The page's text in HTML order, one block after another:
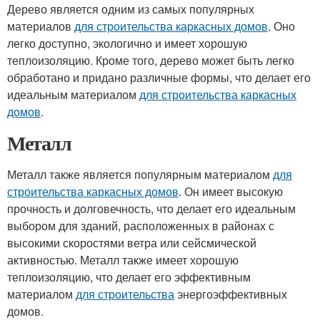
Дерево является одним из самых популярных
материалов для строительства каркасных домов. Оно
легко доступно, экологично и имеет хорошую
теплоизоляцию. Кроме того, дерево может быть легко
обработано и придано различные формы, что делает его
идеальным материалом для строительства каркасных
домов.
Металл
Металл также является популярным материалом для
строительства каркасных домов. Он имеет высокую
прочность и долговечность, что делает его идеальным
выбором для зданий, расположенных в районах с
высокими скоростями ветра или сейсмической
активностью. Металл также имеет хорошую
теплоизоляцию, что делает его эффективным
материалом для строительстваэнергоэффективных
домов.